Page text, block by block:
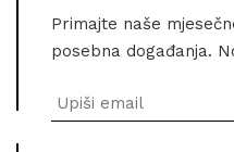
Primajte naše
posebna događanja.